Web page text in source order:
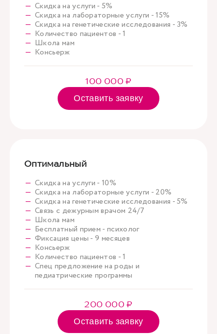
Скидка на услуги - 5%
Скидка на лабораторные услуги - 15%
Скидка на генетические исследования - 3%
Количество пациентов - 1
Школа мам
Консьерж
100 000 ₽
Оставить заявку
Оптимальный
Скидка на услуги - 10%
Скидка на лабораторные услуги - 20%
Скидка на генетические исследования - 5%
Связь с дежурным врачом 24/7
Школа мам
Бесплатный прием - психолог
Фиксация цены - 9 месяцев
Консьерж
Количество пациентов - 1
Спец предложение на роды и
педиатрические программы
200 000 ₽
Оставить заявку